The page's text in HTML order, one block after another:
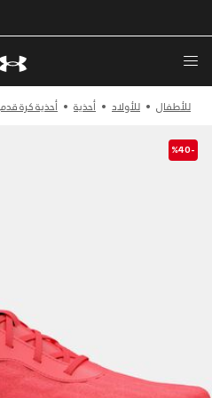
خصم إضافي 20%*. باستخدام الكود EXTRA20
للأطفال للأولاد أحذية أحذية كرة قدم
-%40